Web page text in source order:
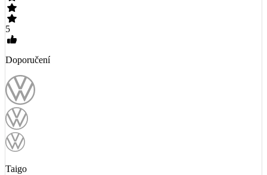
5
Doporučení
Taigo